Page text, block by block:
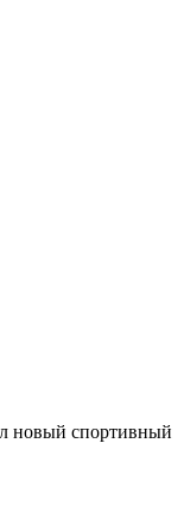
новый спортивный